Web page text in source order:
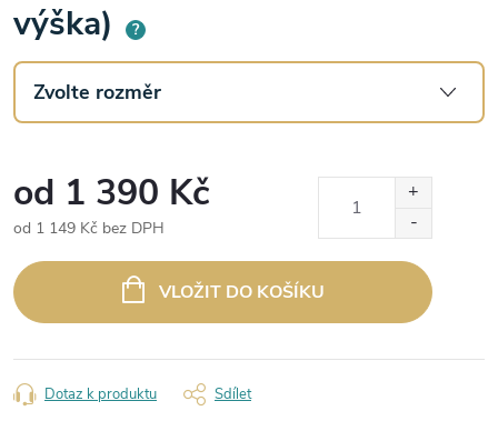
výška)
?
od 1 390 Kč
od 1 149 Kč bez DPH
cena:
VLOŽIT DO KOŠÍKU
Dotaz k produktu Sdílet